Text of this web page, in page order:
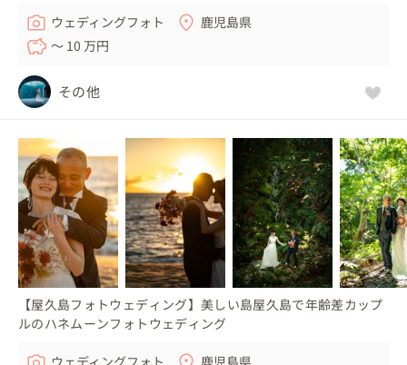
ウェディングフォト
鹿児島県
〜 10 万円
その他
【屋久島フォトウェディング】美しい島屋久島で年齢差カップ
ルのハネムーンフォトウェディング